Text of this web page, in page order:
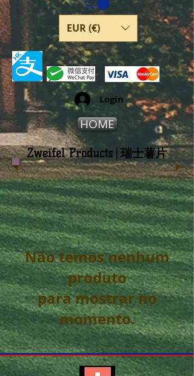
EUR (€)
Login
HOME
Zweifel Products│瑞士薯片
Não temos nenhum
produto
para mostrar no
momento.